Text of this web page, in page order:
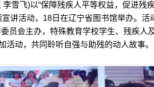
飞)以“保障残疾人平等权益，促进残
讲活动，18日在辽宁省图书馆举办。活
员会主办，特殊教育学校学生、残疾人
动，共同聆听自强与助残的动人故事。